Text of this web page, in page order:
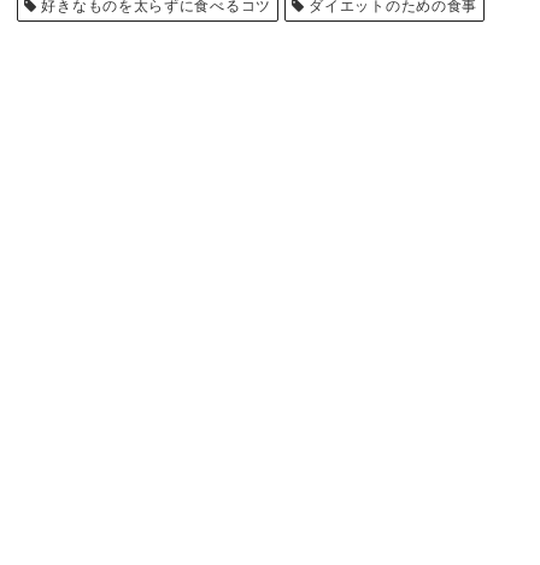
好きなものを太らずに食べるコツ ダイエットのための食事